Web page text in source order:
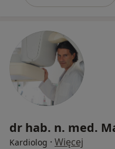
dr hab. n. med.
Kardiolog · Więcej